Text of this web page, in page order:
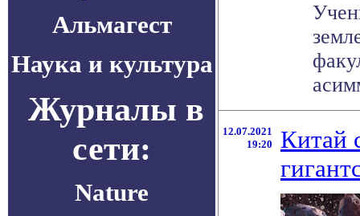
Альмагест
Наука и культура
Журналы в
сети:
Nature
12.07.2021
19:20
Китай